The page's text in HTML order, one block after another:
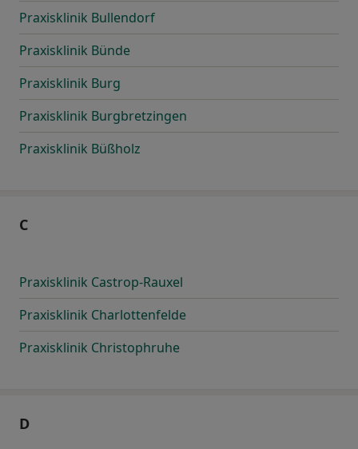
Praxisklinik Bullendorf
Praxisklinik Bünde
Praxisklinik Burg
Praxisklinik Burgbretzingen
Praxisklinik Büßholz
C
Praxisklinik Castrop-Rauxel
Praxisklinik Charlottenfelde
Praxisklinik Christophruhe
D